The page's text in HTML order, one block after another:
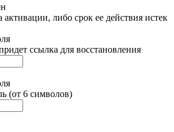
либо срок ее действия истек
ссылка для восстановления
(от 6 символов)